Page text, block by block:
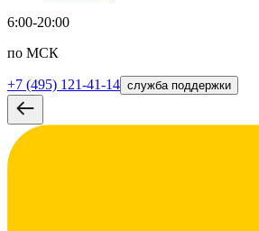
6:00-20:00
по МСК
+7 (495) 121-41-14 служба поддержки